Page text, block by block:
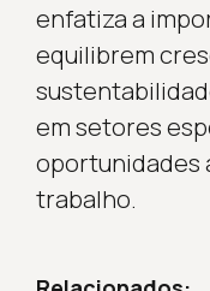
enfatiza a
equilibrem
em setores
oportunidades
trabalho.